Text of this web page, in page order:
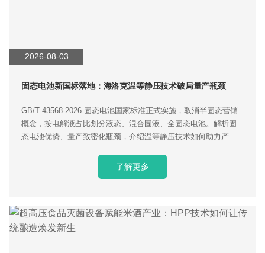
2026-08-03
固态电池新国标落地：海洛克温等静压技术破局量产瓶颈
GB/T 43568‑2026 固态电池国家标准正式实施，取消半固态营销
概念，按电解液占比划分液态、混合固液、全固态电池。解析固
态电池优势、量产致密化瓶颈，介绍温等静压技术如何助力产业
了解更多